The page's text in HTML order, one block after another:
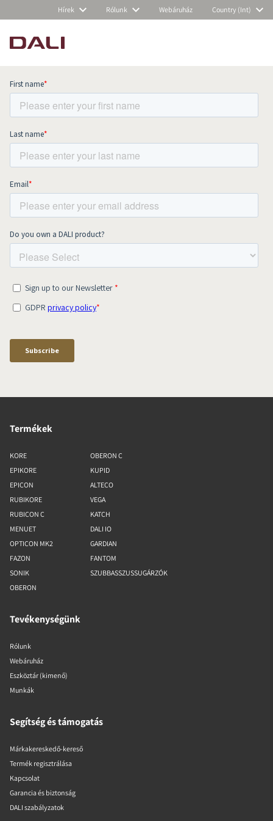
Hírek Rólunk Webáruház Country (Int)
Subscribe to our newsletter and stay
up to date with all news and events.
Termékek
KORE
EPIKORE
EPICON
RUBIKORE
RUBICON C
MENUET
OPTICON MK2
FAZON
SONIK
OBERON
OBERON C
KUPID
ALTECO
VEGA
KATCH
DALI IO
GARDIAN
FANTOM
SZUBBASSZUSSUGÁRZÓK
Tevékenységünk
Rólunk
Webáruház
Eszköztár (kimenő)
Munkák
Segítség és támogatás
Márkakereskedő-kereső
Termék regisztrálása
Kapcsolat
Garancia és biztonság
DALI szabályzatok